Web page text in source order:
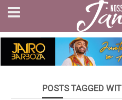
POSTS TAGGED